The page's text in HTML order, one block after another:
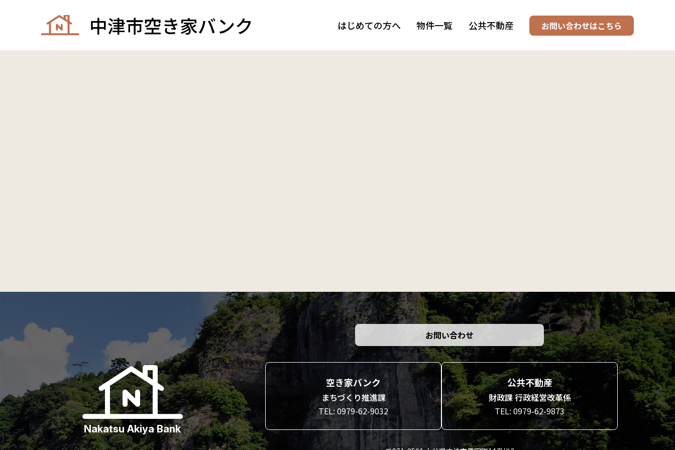
中津市空き家バンク はじめての方へ 物件一覧 公共不動産 お問い合わせはこちら
Nakatsu Akiya Bank
お問い合わせ
空き家バンク
まちづくり推進課
TEL: 0979-62-9032
公共不動産
財政課 行政経営改革係
TEL: 0979-62-9873